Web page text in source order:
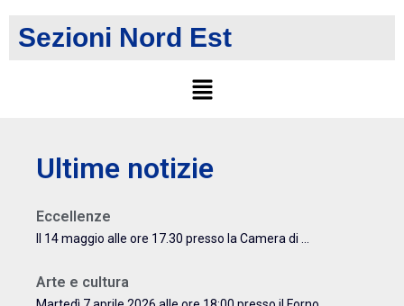
Sezioni Nord Est
Ultime notizie
Eccellenze
Il 14 maggio alle ore 17.30 presso la Camera di ...
Arte e cultura